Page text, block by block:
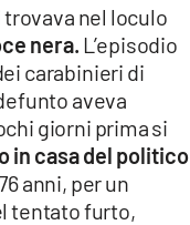
trovava nel loculo
nera. L’episodio
carabinieri di
aveva
giorni prima si
in casa del politico
anni, per un
tentato furto,